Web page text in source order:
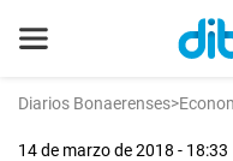
Diarios Bonaerenses>
14 de marzo de 2018 - 18:33